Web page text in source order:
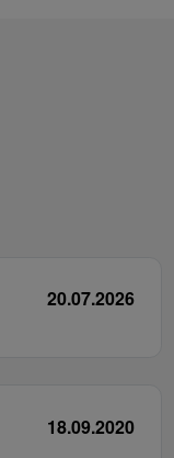
20.07.2026
18.09.2020